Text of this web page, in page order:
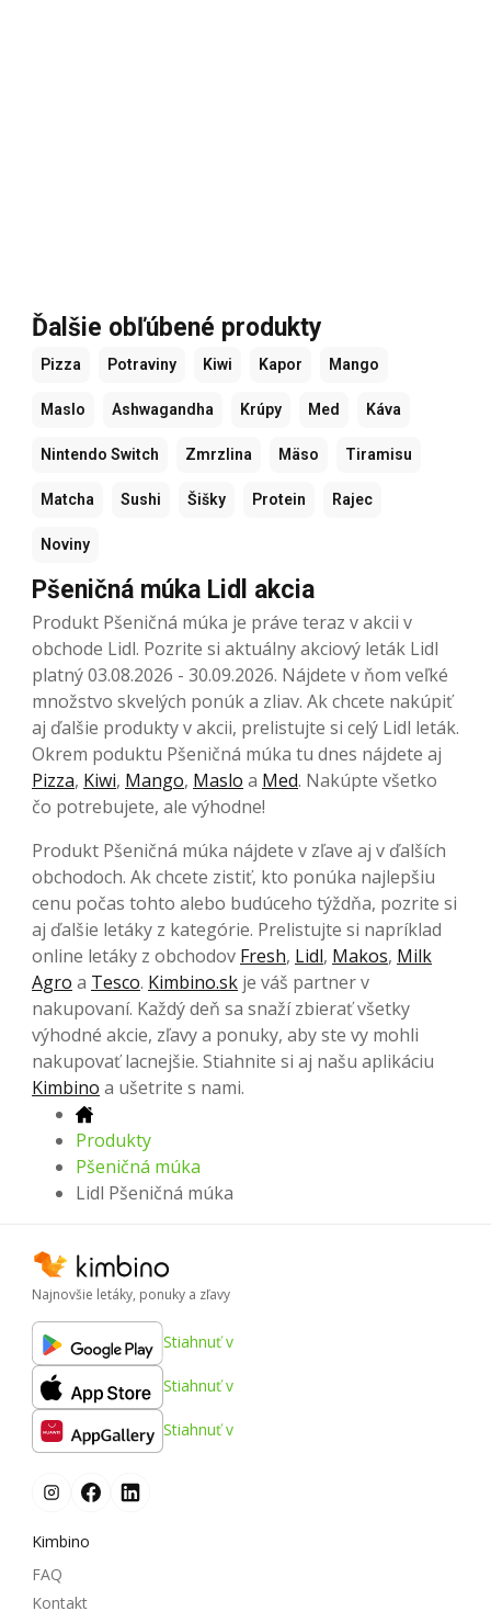
Ďalšie obľúbené produkty
Pizza Potraviny Kiwi Kapor Mango
Maslo Ashwagandha Krúpy Med Káva
Nintendo Switch Zmrzlina Mäso Tiramisu
Matcha Sushi Šišky Protein Rajec
Noviny
Pšeničná múka Lidl akcia
Produkt Pšeničná múka je práve teraz v akcii v
obchode Lidl. Pozrite si aktuálny akciový leták Lidl
platný 03.08.2026 - 30.09.2026. Nájdete v ňom veľké
množstvo skvelých ponúk a zliav. Ak chcete nakúpiť
aj ďalšie produkty v akcii, prelistujte si celý Lidl leták.
Okrem poduktu Pšeničná múka tu dnes nájdete aj
Pizza, Kiwi, Mango, Maslo a Med. Nakúpte všetko
čo potrebujete, ale výhodne!
Produkt Pšeničná múka nájdete v zľave aj v ďalších
obchodoch. Ak chcete zistiť, kto ponúka najlepšiu
cenu počas tohto alebo budúceho týždňa, pozrite si
aj ďalšie letáky z kategórie. Prelistujte si napríklad
online letáky z obchodov Fresh, Lidl, Makos, Milk
Agro a Tesco. Kimbino.sk je váš partner v
nakupovaní. Každý deň sa snaží zbierať všetky
výhodné akcie, zľavy a ponuky, aby ste vy mohli
nakupovať lacnejšie. Stiahnite si aj našu aplikáciu
Kimbino a ušetrite s nami.
Produkty
Pšeničná múka
Lidl Pšeničná múka
Najnovšie letáky, ponuky a zľavy
Stiahnuť v
Stiahnuť v
Stiahnuť v
Kimbino
FAQ
Kontakt